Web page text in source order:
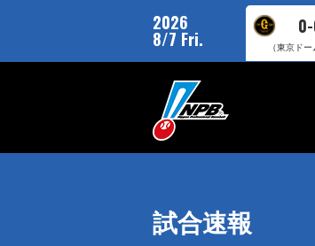
2026
8/7 Fri. （東京ドー
試合速報